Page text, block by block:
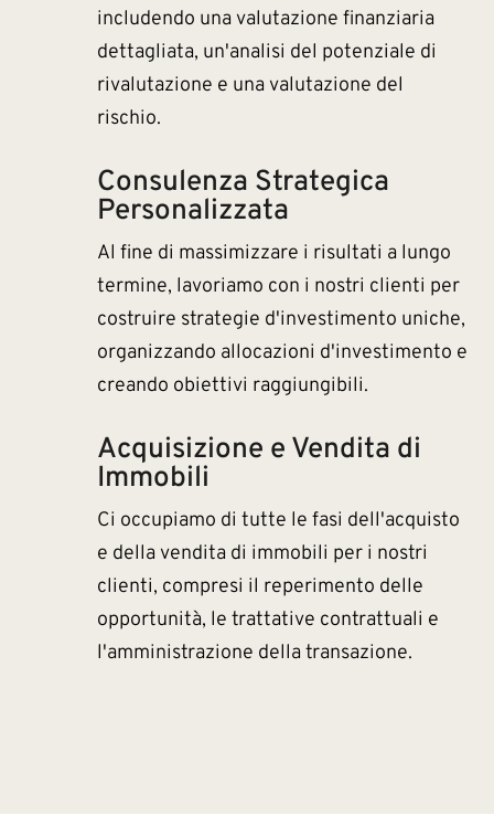
includendo una valutazione finanziaria
dettagliata, un'analisi del potenziale di
rivalutazione e una valutazione del
rischio.
Consulenza Strategica
Personalizzata
Al fine di massimizzare i risultati a lungo
termine, lavoriamo con i nostri clienti per
costruire strategie d'investimento uniche,
organizzando allocazioni d'investimento e
creando obiettivi raggiungibili.
Acquisizione e Vendita di
Immobili
Ci occupiamo di tutte le fasi dell'acquisto
e della vendita di immobili per i nostri
clienti, compresi il reperimento delle
opportunità, le trattative contrattuali e
l'amministrazione della transazione.